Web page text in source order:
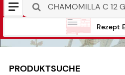
Rezept
PRODUKTSUCHE